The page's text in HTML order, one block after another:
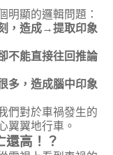
明顯的邏輯問題：
，造成→提取印象
不能直接往回推論
多，造成腦中印象
們對於車禍發生的
翼翼地行車。
還高！？